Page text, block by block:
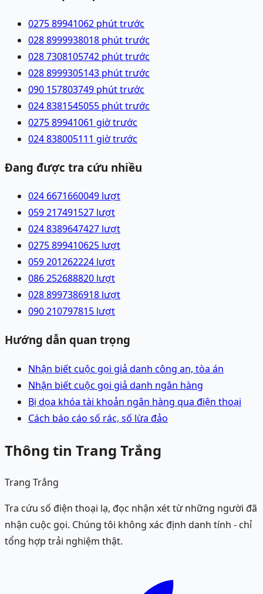
0275 89941062 phút trước
028 8999938018 phút trước
028 7308105742 phút trước
028 8999305143 phút trước
090 157803749 phút trước
024 8381545055 phút trước
0275 89941061 giờ trước
024 838005111 giờ trước
Đang được tra cứu nhiều
024 6671660049 lượt
059 217491527 lượt
024 8389647427 lượt
0275 899410625 lượt
059 201262224 lượt
086 252688820 lượt
028 8997386918 lượt
090 210797815 lượt
Hướng dẫn quan trọng
Nhận biết cuộc gọi giả danh công an, tòa án
Nhận biết cuộc gọi giả danh ngân hàng
Bị dọa khóa tài khoản ngân hàng qua điện thoại
Cách báo cáo số rác, số lừa đảo
Thông tin Trang Trắng
Trang Trắng
Tra cứu số điện thoại lạ, đọc nhận xét từ những người đã
nhận cuộc gọi. Chúng tôi không xác định danh tính - chỉ
tổng hợp trải nghiệm thật.